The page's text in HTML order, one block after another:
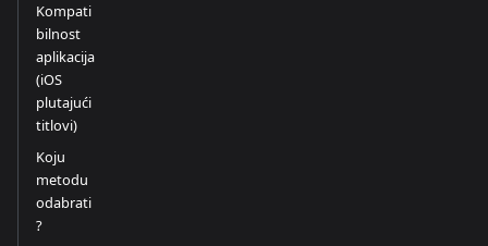
Kompati
bilnost
aplikacija
(iOS
plutajući
titlovi)
Koju
metodu
odabrati
?